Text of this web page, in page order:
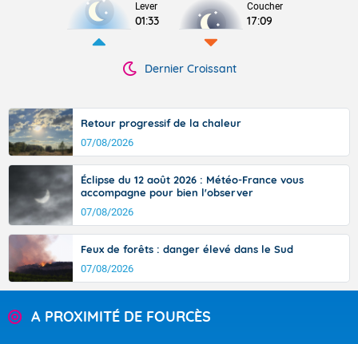
Lever
01:33
Coucher
17:09
Dernier Croissant
Retour progressif de la chaleur
07/08/2026
Éclipse du 12 août 2026 : Météo-France vous
accompagne pour bien l'observer
07/08/2026
Feux de forêts : danger élevé dans le Sud
07/08/2026
A PROXIMITÉ DE FOURCÈS